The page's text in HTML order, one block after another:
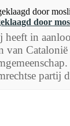
door
heeft in
van Catalonië
partij